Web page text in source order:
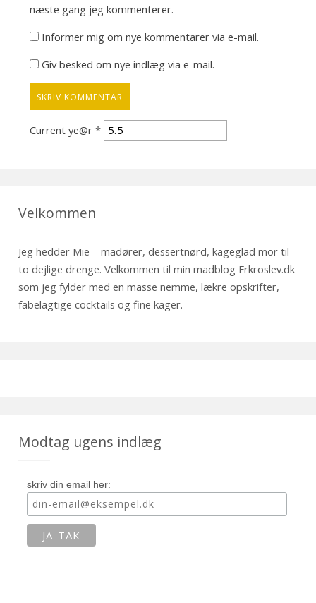
næste gang jeg kommenterer.
Informer mig om nye kommentarer via e-mail.
Giv besked om nye indlæg via e-mail.
Current ye@r *
Velkommen
Jeg hedder Mie – madører, dessertnørd, kageglad mor til
to dejlige drenge. Velkommen til min madblog Frkroslev.dk
som jeg fylder med en masse nemme, lækre opskrifter,
fabelagtige cocktails og fine kager.
Modtag ugens indlæg
skriv din email her: